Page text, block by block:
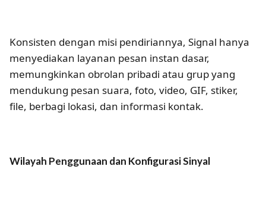
Konsisten dengan misi pendiriannya, Signal hanya
menyediakan layanan pesan instan dasar,
memungkinkan obrolan pribadi atau grup yang
mendukung pesan suara, foto, video, GIF, stiker,
file, berbagi lokasi, dan informasi kontak.
Wilayah Penggunaan dan Konfigurasi Sinyal